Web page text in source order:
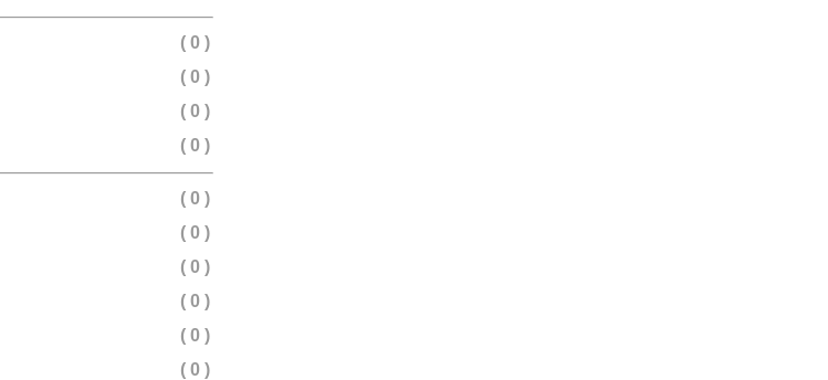
( 0 )
( 0 )
( 0 )
( 0 )
( 0 )
( 0 )
( 0 )
( 0 )
( 0 )
( 0 )